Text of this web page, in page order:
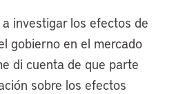
investigar los efectos de
gobierno en el mercado
di cuenta de que parte
sobre los efectos